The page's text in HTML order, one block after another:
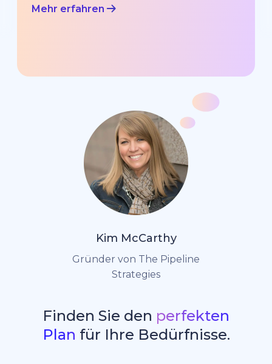
Mehr erfahren
Kim McCarthy
Gründer von The Pipeline
Strategies
Finden Sie den perfekten
Plan für Ihre Bedürfnisse.